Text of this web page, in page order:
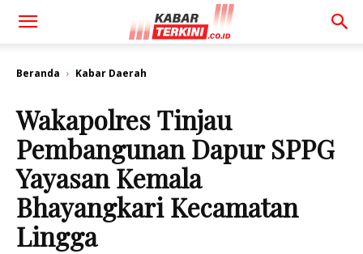
Beranda Kabar Daerah
Wakapolres Tinjau
Pembangunan Dapur SPPG
Yayasan Kemala
Bhayangkari Kecamatan
Lingga